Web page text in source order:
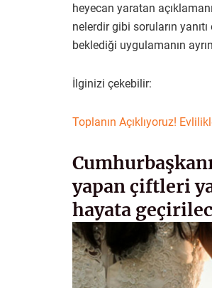
heyecan yaratan
nelerdir gibi soruların
beklediği uygulamanın
İlginizi çekebilir:
Toplanın Açıklıyoruz!
yapan çiftleri
hayata